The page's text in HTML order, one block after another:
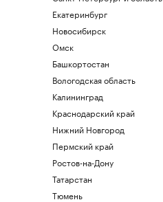
России:
сидр
Екатеринбург
Новосибирск
Омск
Башкортостан
Вологодская область
Калининград
Краснодарский край
Нижний Новгород
Пермский край
Ростов-на-Дону
Татарстан
Тюмень